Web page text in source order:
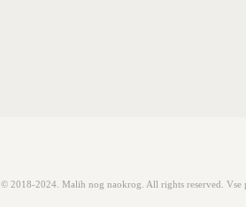
© 2018-2024. Malih nog naokrog. All rights reserved. Vse